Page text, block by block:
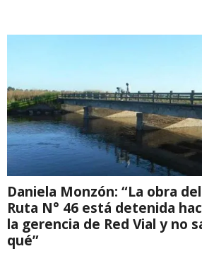
Daniela Monzón: “La obra
Ruta N° 46 está detenida
la gerencia de Red Vial y no
qué”